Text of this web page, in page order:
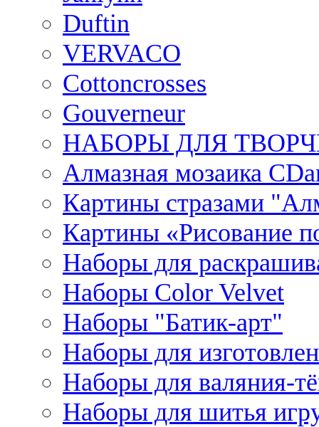
Duftin
VERVACO
Cottoncrosses
Gouverneur
НАБОРЫ ДЛЯ
Алмазная мозаика
Картины стразами
Картины «Рисование
Наборы для
Наборы Сolor Velvet
Наборы "Батик-арт"
Наборы для
Наборы для валяния-
Наборы для шитья